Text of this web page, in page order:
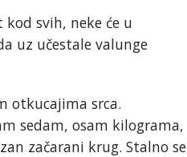
svih, neke će u
uz učestale valunge
otkucajima srca.
sedam, osam kilograma,
začarani krug. Stalno se